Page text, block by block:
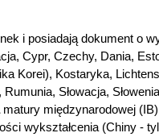
i posiadają dokument o
Cypr, Czechy, Dania,
Korei), Kostaryka,
Słowacja,
matury międzynarodowej
wykształcenia (Chiny -